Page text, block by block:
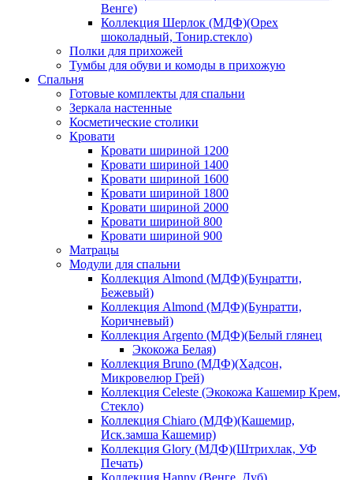
Венге)
Коллекция Шерлок (МДФ)(Орех
шоколадный, Тонир.стекло)
Полки для прихожей
Тумбы для обуви и комоды в прихожую
Спальня
Готовые комплекты для спальни
Зеркала настенные
Косметические столики
Кровати
Кровати шириной 1200
Кровати шириной 1400
Кровати шириной 1600
Кровати шириной 1800
Кровати шириной 2000
Кровати шириной 800
Кровати шириной 900
Матрацы
Модули для спальни
Коллекция Almond (МДФ)(Бунратти,
Бежевый)
Коллекция Almond (МДФ)(Бунратти,
Коричневый)
Коллекция Argento (МДФ)(Белый глянец
Экокожа Белая)
Коллекция Bruno (МДФ)(Хадсон,
Микровелюр Грей)
Коллекция Celeste (Экокожа Кашемир Крем,
Стекло)
Коллекция Chiaro (МДФ)(Кашемир,
Иск.замша Кашемир)
Коллекция Glory (МДФ)(Штрихлак, УФ
Печать)
Коллекция Hanny (Венге, Дуб)